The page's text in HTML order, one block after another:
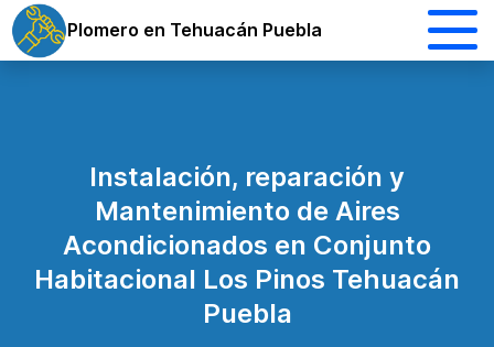
Plomero en Tehuacán Puebla
Instalación, reparación y
Mantenimiento de Aires
Acondicionados en Conjunto
Habitacional Los Pinos Tehuacán
Puebla